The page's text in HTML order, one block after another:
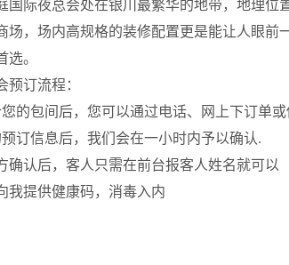
国际夜总会处在银川最繁华的地带，地理位
场，场内高规格的装修配置更是能让人眼前
。
预订流程：
的包间后，您可以通过电话、网上下订单
订信息后，我们会在一小时内予以确认.
确认后，客人只需在前台报客人姓名就可以
我提供健康码，消毒入内